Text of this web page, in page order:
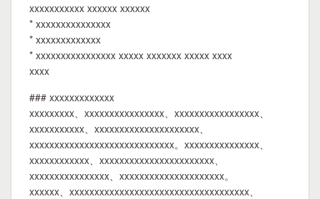
xxxxxxxxxxx xxxxxx xxxxxx
* xxxxxxxxxxxxxxx
* xxxxxxxxxxxxx
* xxxxxxxxxxxxxxxx xxxxx xxxxxxx xxxxx xxxx
xxxx
### xxxxxxxxxxxxx
xxxxxxxxx、xxxxxxxxxxxxxxxx、xxxxxxxxxxxxxxxxx、
xxxxxxxxxxx、xxxxxxxxxxxxxxxxxxxxx、
xxxxxxxxxxxxxxxxxxxxxxxxxxxxx。xxxxxxxxxxxxxxx、
xxxxxxxxxxxx、xxxxxxxxxxxxxxxxxxxxxxx、
xxxxxxxxxxxxxxxx、xxxxxxxxxxxxxxxxxxxxx。
xxxxxx、xxxxxxxxxxxxxxxxxxxxxxxxxxxxxxxxxxxx、